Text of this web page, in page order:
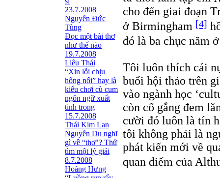
23.7.2008
Nguyễn Đức
Tùng
Ðọc một bài thơ
như thế nào
19.7.2008
Liêu Thái
“Xin lỗi chịu
hổng nổi” hay là
kiểu chơi cù cum
ngôn ngữ xuất
tinh trong
15.7.2008
Thái Kim Lan
Nguyễn Du nghĩ
gì về “thơ"? Thử
tìm một lý giải
8.7.2008
Hoàng Hưng
cho đến giai đoạn
ở Birmingham [4]
đó là ba chục năm
Tôi luôn thích cái
buổi hội thảo trên
vào ngành học
còn cố gắng đem
cười đó luôn là tín
tôi không phải là
phát kiến mới về
quan điểm của